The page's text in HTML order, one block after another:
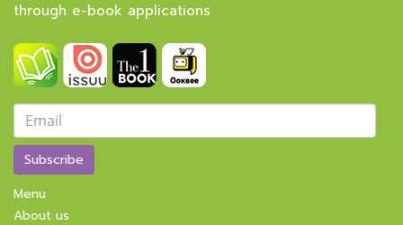
through e-book applications
Subscribe
Menu
About us